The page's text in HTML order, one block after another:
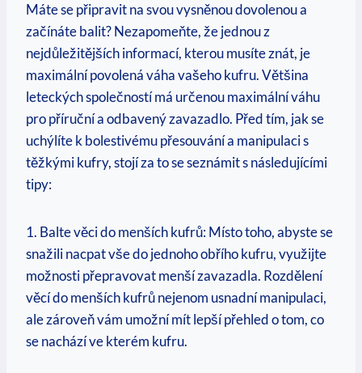
Máte se připravit na svou vysněnou dovolenou a
začínáte balit? Nezapomeňte, že jednou z
nejdůležitějších informací, kterou musíte znát, je
maximální povolená váha vašeho kufru. Většina
leteckých společností má určenou maximální váhu
pro příruční a odbavený zavazadlo. Před tím, jak se
uchýlíte k bolestivému přesouvání a manipulaci s
těžkými kufry, stojí za to se seznámit s následujícími
tipy:
1. Balte věci do menších kufrů: Místo toho, abyste se
snažili nacpat vše do jednoho obřího kufru, využijte
možnosti přepravovat menší zavazadla. Rozdělení
věcí do menších kufrů nejenom usnadní manipulaci,
ale zároveň vám umožní mít lepší přehled o tom, co
se nachází ve kterém kufru.